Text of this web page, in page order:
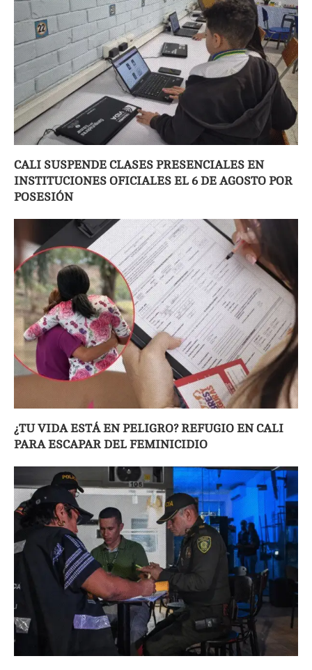
CALI SUSPENDE CLASES PRESENCIALES EN
INSTITUCIONES OFICIALES EL 6 DE AGOSTO POR
POSESIÓN
¿TU VIDA ESTÁ EN PELIGRO? REFUGIO EN CALI
PARA ESCAPAR DEL FEMINICIDIO